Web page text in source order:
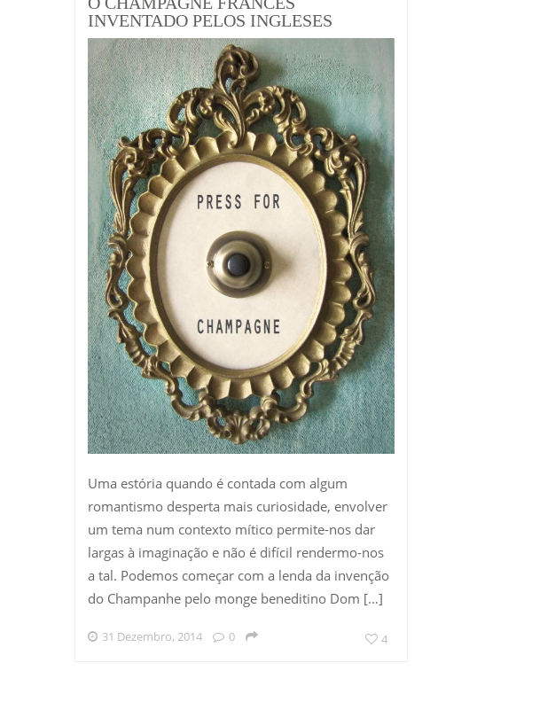
INVENTADO PELOS INGLESES
Uma estória quando é contada com algum
romantismo desperta mais curiosidade, envolver
um tema num contexto mítico permite-nos dar
largas à imaginação e não é difícil rendermo-nos
a tal. Podemos começar com a lenda da invenção
do Champanhe pelo monge beneditino Dom […]
31 Dezembro, 2014 0 4